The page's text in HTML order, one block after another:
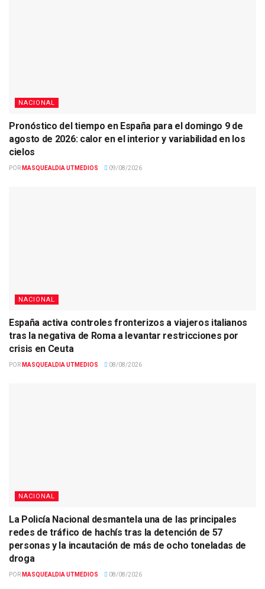
NACIONAL
Pronóstico del tiempo en España para el domingo 9 de
agosto de 2026: calor en el interior y variabilidad en los
cielos
POR MASQUEALDIA UTMEDIOS 09/08/2026
NACIONAL
España activa controles fronterizos a viajeros italianos
tras la negativa de Roma a levantar restricciones por
crisis en Ceuta
POR MASQUEALDIA UTMEDIOS 08/08/2026
NACIONAL
La Policía Nacional desmantela una de las principales
redes de tráfico de hachís tras la detención de 57
personas y la incautación de más de ocho toneladas de
droga
POR MASQUEALDIA UTMEDIOS 08/08/2026